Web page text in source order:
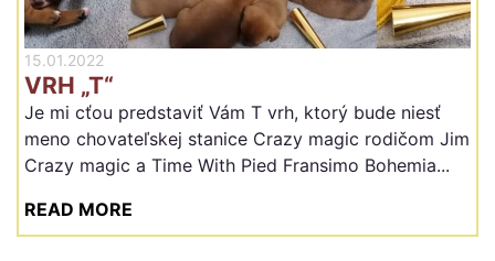
15.01.2022
VRH „T“
Je mi cťou predstaviť Vám T vrh, ktorý bude niesť
meno chovateľskej stanice Crazy magic rodičom Jim
Crazy magic a Time With Pied Fransimo Bohemia...
READ MORE